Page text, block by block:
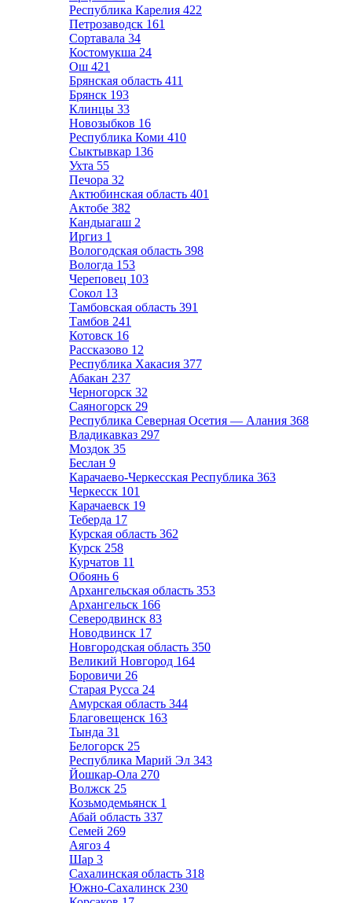
Республика Карелия 422
Петрозаводск 161
Сортавала 34
Костомукша 24
Ош 421
Брянская область 411
Брянск 193
Клинцы 33
Новозыбков 16
Республика Коми 410
Сыктывкар 136
Ухта 55
Печора 32
Актюбинская область 401
Актобе 382
Кандыагаш 2
Иргиз 1
Вологодская область 398
Вологда 153
Череповец 103
Сокол 13
Тамбовская область 391
Тамбов 241
Котовск 16
Рассказово 12
Республика Хакасия 377
Абакан 237
Черногорск 32
Саяногорск 29
Республика Северная Осетия — Алания 368
Владикавказ 297
Моздок 35
Беслан 9
Карачаево-Черкесская Республика 363
Черкесск 101
Карачаевск 19
Теберда 17
Курская область 362
Курск 258
Курчатов 11
Обоянь 6
Архангельская область 353
Архангельск 166
Северодвинск 83
Новодвинск 17
Новгородская область 350
Великий Новгород 164
Боровичи 26
Старая Русса 24
Амурская область 344
Благовещенск 163
Тында 31
Белогорск 25
Республика Марий Эл 343
Йошкар-Ола 270
Волжск 25
Козьмодемьянск 1
Абай область 337
Семей 269
Аягоз 4
Шар 3
Сахалинская область 318
Южно-Сахалинск 230